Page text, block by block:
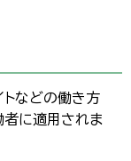
トなどの働き方
者に適用されま